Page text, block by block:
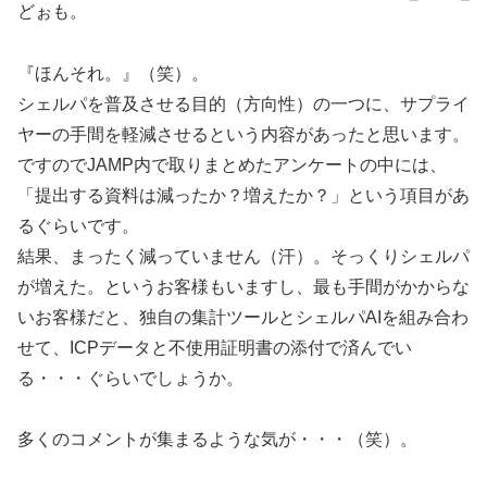
どぉも。
『ほんそれ。』（笑）。
シェルパを普及させる目的（方向性）の一つに、サプライ
ヤーの手間を軽減させるという内容があったと思います。
ですのでJAMP内で取りまとめたアンケートの中には、
「提出する資料は減ったか？増えたか？」という項目があ
るぐらいです。
結果、まったく減っていません（汗）。そっくりシェルパ
が増えた。というお客様もいますし、最も手間がかからな
いお客様だと、独自の集計ツールとシェルパAIを組み合わ
せて、ICPデータと不使用証明書の添付で済んでい
る・・・ぐらいでしょうか。
多くのコメントが集まるような気が・・・（笑）。